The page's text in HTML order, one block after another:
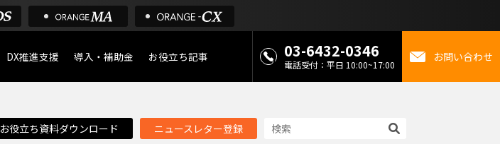
DX推進支援 導入・補助金
デジタル化・AI導入補助金
お役立ち記事
店舗のミライを考えるメディ
03-6432-0346
電話受付：平日 10:00~17:00
お問い合わせ
お役立ち資料ダウンロード ニュースレター登録